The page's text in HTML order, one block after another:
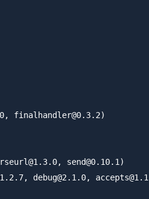
finalhandler@0.3.2)
send@0.10.1)
debug@2.1.0,